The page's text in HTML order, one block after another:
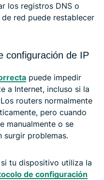
los registros DNS o
red puede restablecer
configuración de IP
puede impedir
a Internet, incluso si la
routers normalmente
pero cuando
manualmente o se
surgir problemas.
tu dispositivo utiliza la
de configuración